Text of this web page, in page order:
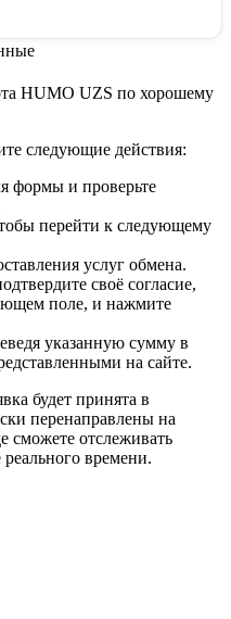
HUMO UZS по хорошему
следующие действия:
формы и проверьте
перейти к следующему
услуг обмена.
своё согласие,
поле, и нажмите
указанную сумму в
на сайте.
будет принята в
перенаправлены на
сможете отслеживать
времени.